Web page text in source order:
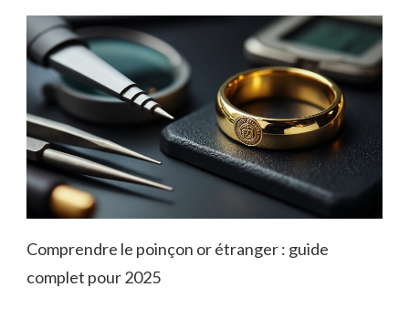
Comprendre le poinçon or étranger : guide
complet pour 2025